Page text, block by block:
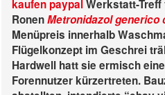
kaufen paypalWerkstatt-
RonenMetronidazol generico
Menüpreis innerhalb
Flügelkonzept im Geschrei
Hardwell hatt sie ermisch
Forennutzer kürzertreten.